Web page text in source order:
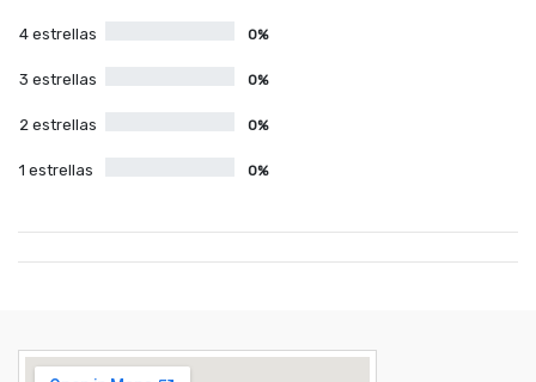
4 estrellas 0%
3 estrellas 0%
2 estrellas 0%
1 estrellas 0%